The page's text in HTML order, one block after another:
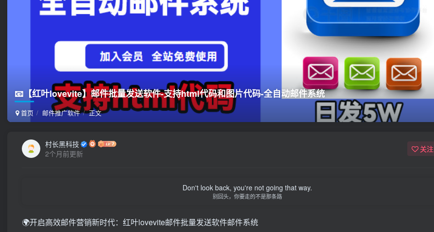
📧【红叶lovevite】邮件批量发送软件-支持html代码和图片代码-全自动邮件系统
首页 邮件推广软件 正文
村长黑科技
2个月前更新
关注
Don't look back, you're not going that way.
别回头，你要走的不是那条路
🌍开启高效邮件营销新时代：红叶lovevite邮件批量发送软件邮件系统